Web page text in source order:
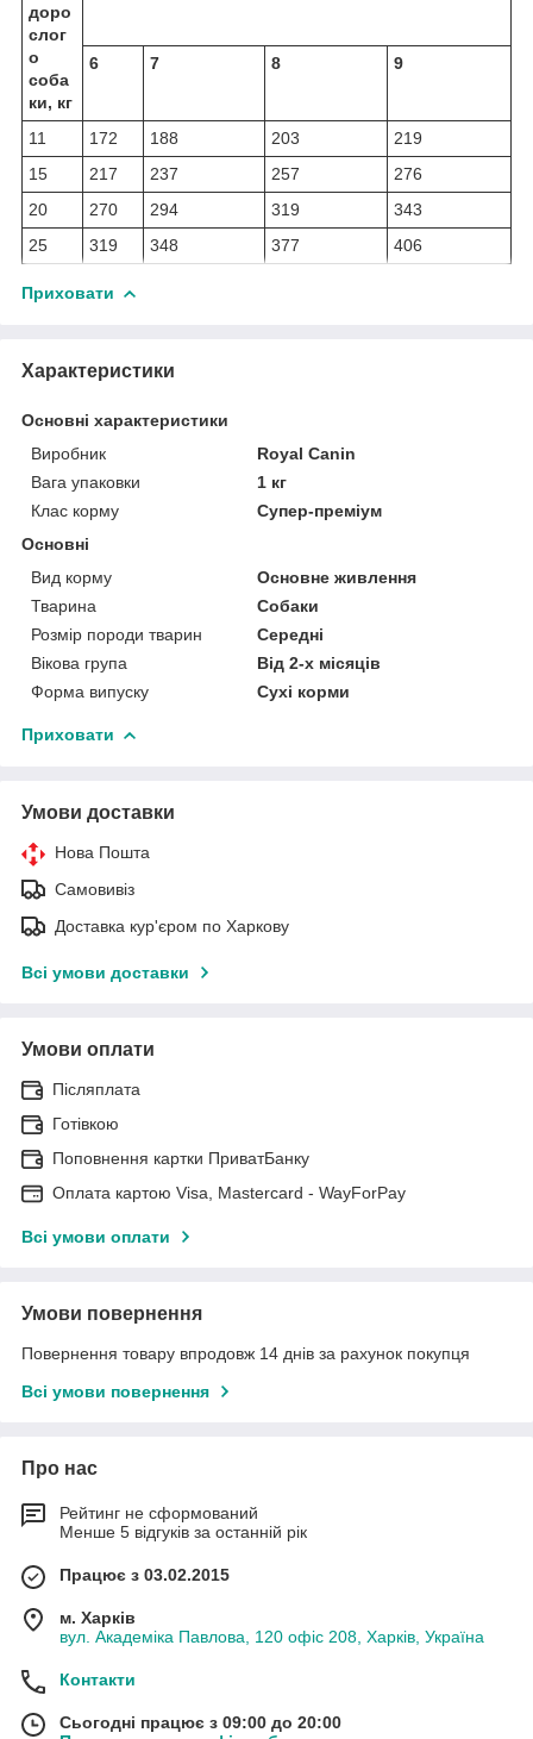
доро
слог
о
соба
ки, кг
6 7 8 9
11 172 188 203
219
15
217 237 257
276
20
270 294 319
343
25
319 348 377 406
Приховати
Характеристики
Основні характеристики
Виробник
Royal Canin
Вага упаковки
1 кг
Клас корму
Супер-преміум
Основні
Вид корму
Основне живлення
Тварина
Собаки
Розмір породи тварин
Середні
Вікова група
Від 2-х місяців
Форма випуску
Сухі корми
Приховати
Умови доставки
Нова Пошта
Самовивіз
Доставка кур'єром по Харкову
Всі умови доставки
Умови оплати
Післяплата
Готівкою
Поповнення картки ПриватБанку
Оплата картою Visa, Mastercard - WayForPay
Всі умови оплати
Умови повернення
Повернення товару впродовж 14 днів за рахунок покупця
Всі умови повернення
Про нас
Рейтинг не сформований
Менше 5 відгуків за останній рік
Працює з 03.02.2015
м. Харків
вул. Академіка Павлова, 120 офіс 208, Харків, Україна
Контакти
Сьогодні працює з 09:00 до 20:00